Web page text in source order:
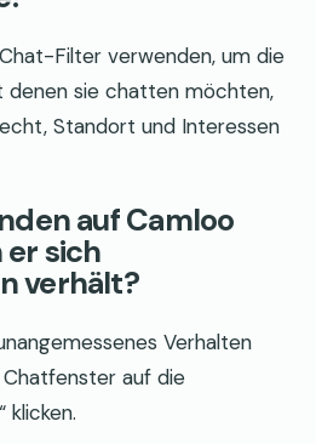
Filter verwenden, um die
denen sie chatten möchten,
Standort und Interessen
auf Camloo
sich
verhält?
Verhalten
auf die
klicken.